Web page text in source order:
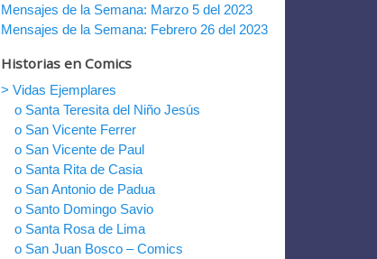
Mensajes de la Semana: Marzo 5 del 2023
Mensajes de la Semana: Febrero 26 del 2023
Historias en Comics
> Vidas Ejemplares
o Santa Teresita del Niño Jesús
o San Vicente Ferrer
o San Vicente de Paul
o Santa Rita de Casia
o San Antonio de Padua
o Santo Domingo Savio
o Santa Rosa de Lima
o San Juan Bosco – Comics